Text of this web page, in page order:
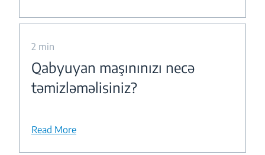
2 min
Qabyuyan maşınınızı necə
təmizləməlisiniz?
Read More